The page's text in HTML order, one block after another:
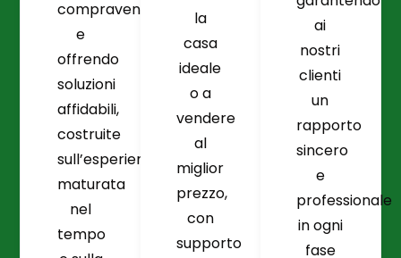
compravendita
e
offrendo
soluzioni
affidabili,
costruite
sull’esperienza
maturata
nel
tempo
la
casa
ideale
o a
vendere
al
miglior
prezzo,
con
supporto
ai
nostri
clienti
un
rapporto
sincero
e
professionale
in ogni
fase